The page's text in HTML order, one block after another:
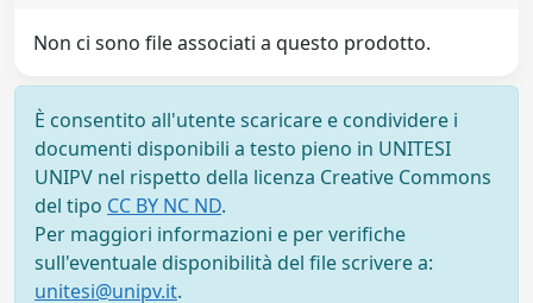
Non ci sono file associati a questo prodotto.
È consentito all'utente scaricare e condividere i
documenti disponibili a testo pieno in UNITESI
UNIPV nel rispetto della licenza Creative Commons
del tipo CC BY NC ND.
Per maggiori informazioni e per verifiche
sull'eventuale disponibilità del file scrivere a:
unitesi@unipv.it.